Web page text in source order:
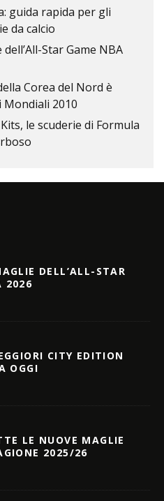
guida rapida per gli
da calcio
dell’All-Star Game NBA
Corea del Nord è
Mondiali 2010
le scuderie di Formula
DELL’ALL-STAR
2026
CITY EDITION
OGGI
LE NUOVE MAGLIE
2025/26